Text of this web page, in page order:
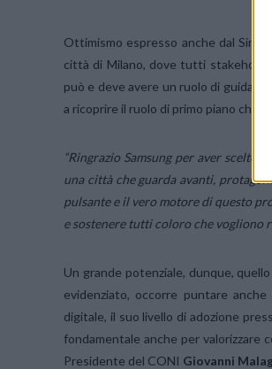
Ottimismo espresso anche dal
città di Milano, dove tutti
può e deve avere un ruolo di guida
a ricoprire il ruolo di primo piano che
“Ringrazio Samsung per aver scelto
una città che guarda avanti,
pulsante e il vero motore di questo
e sostenere tutti coloro che vogliono
Un grande potenziale, dunque,
evidenziato, occorre puntare
digitale, il suo livello di adozione
fondamentale anche per valorizzare
Presidente del CONI Giovanni